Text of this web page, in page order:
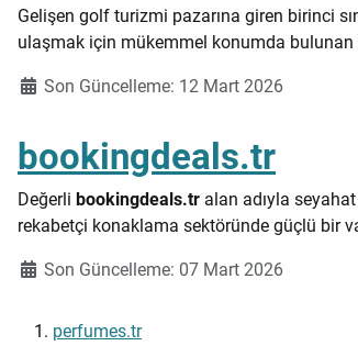
Gelişen golf turizmi pazarına giren birinci
ulaşmak için mükemmel konumda bulunan
Ayrıntılar
Son Güncelleme: 12 Mart 2026
bookingdeals.tr
Değerli bookingdeals.tr alan adıyla
rekabetçi konaklama sektöründe güçlü bir
Ayrıntılar
Son Güncelleme: 07 Mart 2026
perfumes.tr